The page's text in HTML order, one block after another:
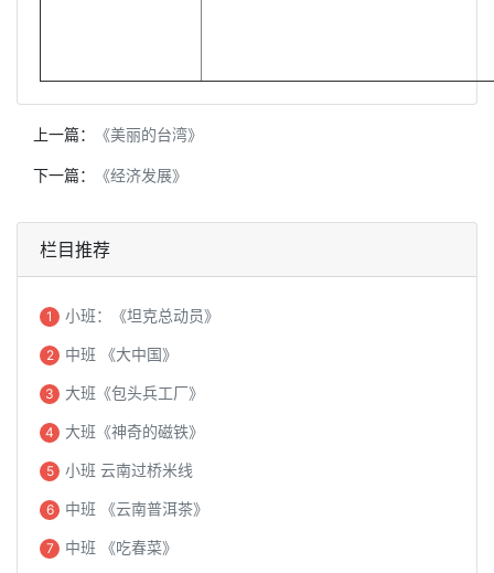
上一篇： 《美丽的台湾》
下一篇： 《经济发展》
栏目推荐
1 小班：《坦克总动员》
2 中班 《大中国》
3 大班《包头兵工厂》
4 大班《神奇的磁铁》
5 小班 云南过桥米线
6 中班 《云南普洱茶》
7 中班 《吃春菜》